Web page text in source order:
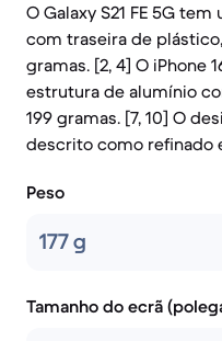
O Galaxy S21 FE 5G
com traseira de
gramas. [2, 4] O iPhone
estrutura de alumínio
199 gramas. [7, 10] O
descrito como refinado
Peso
177 g
Tamanho do ecrã